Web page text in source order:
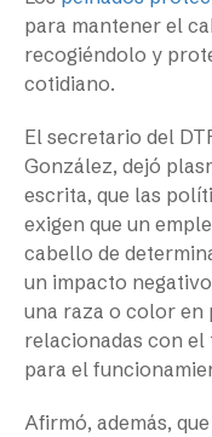
para mantener el
recogiéndolo y
cotidiano.
El secretario del
González, dejó
escrita, que las
exigen que un
cabello de
un impacto
una raza o color en
relacionadas con el
para el
Afirmó, además,